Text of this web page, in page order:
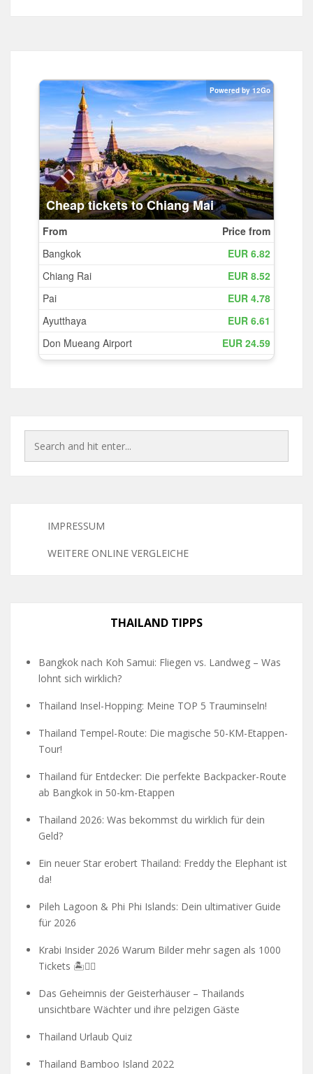
IMPRESSUM
WEITERE ONLINE VERGLEICHE
THAILAND TIPPS
Bangkok nach Koh Samui: Fliegen vs. Landweg – Was
lohnt sich wirklich?
Thailand Insel-Hopping: Meine TOP 5 Trauminseln!
Thailand Tempel-Route: Die magische 50-KM-Etappen-
Tour!
Thailand für Entdecker: Die perfekte Backpacker-Route
ab Bangkok in 50-km-Etappen
Thailand 2026: Was bekommst du wirklich für dein
Geld?
Ein neuer Star erobert Thailand: Freddy the Elephant ist
da!
Pileh Lagoon & Phi Phi Islands: Dein ultimativer Guide
für 2026
Krabi Insider 2026 Warum Bilder mehr sagen als 1000
Tickets 🏝️🧗‍♂️
Das Geheimnis der Geisterhäuser – Thailands
unsichtbare Wächter und ihre pelzigen Gäste
Thailand Urlaub Quiz
Thailand Bamboo Island 2022